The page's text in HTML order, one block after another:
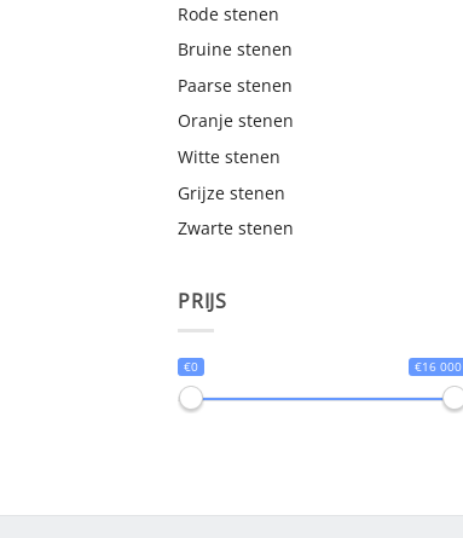
Rode stenen
Bruine stenen
Paarse stenen
Oranje stenen
Witte stenen
Grijze stenen
Zwarte stenen
PRIJS
€0 €16 000